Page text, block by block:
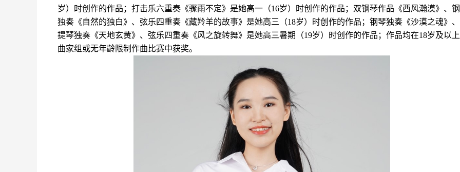
岁）时创作的作品；打击乐六重奏《骤雨不定》是她高一（16岁）时创作的作品；双钢琴作品《西风瀚漠》、
独奏《自然的独白》 、弦乐四重奏《藏羚羊的故事》是她高三（18岁）时创作的作品 ；钢琴独奏《沙漠之魂》
提琴独奏《天地玄黄》、弦乐四重奏《风之旋转舞》是她高三暑期（19岁）时创作的作品；作品均在18岁及以
曲家组或无年龄限制作曲比赛中获奖。